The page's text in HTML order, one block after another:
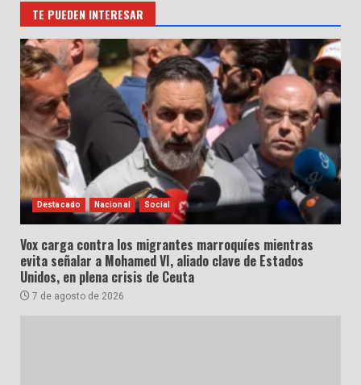
TE PUEDEN INTERESAR
Destacado Nacional Social
Vox carga contra los migrantes marroquíes mientras
evita señalar a Mohamed VI, aliado clave de Estados
Unidos, en plena crisis de Ceuta
7 de agosto de 2026